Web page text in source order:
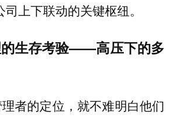
司上下联动的关键枢纽。
生存考验——高压下的多
者的定位，就不难明白他们